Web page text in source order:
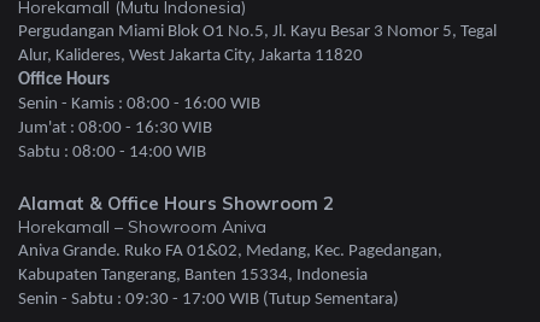
Horekamall (Mutu Indonesia)
Pergudangan Miami Blok O1 No.5, Jl. Kayu Besar 3 Nomor 5, Tegal
Alur, Kalideres, West Jakarta City, Jakarta 11820
Office Hours
Senin - Kamis : 08:00 - 16:00 WIB
Jum'at : 08:00 - 16:30 WIB
Sabtu : 08:00 - 14:00 WIB
Alamat & Office Hours Showroom 2
Horekamall – Showroom Aniva
Aniva Grande. Ruko FA 01&02, Medang, Kec. Pagedangan,
Kabupaten Tangerang, Banten 15334, Indonesia
Senin - Sabtu : 09:30 - 17:00 WIB (Tutup Sementara)